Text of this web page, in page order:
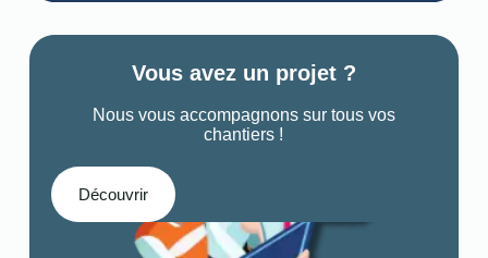
Vous avez un projet ?
Nous vous accompagnons sur tous vos
chantiers !
Découvrir